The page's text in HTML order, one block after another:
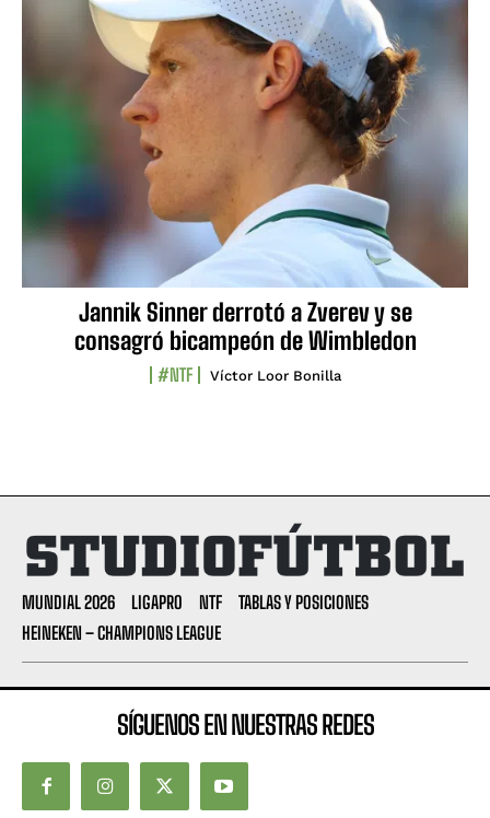
Jannik Sinner derrotó a Zverev y se
consagró bicampeón de Wimbledon
#NTF Víctor Loor Bonilla
MUNDIAL 2026 LIGAPRO NTF
TABLAS Y POSICIONES
HEINEKEN – CHAMPIONS LEAGUE
SÍGUENOS EN NUESTRAS REDES